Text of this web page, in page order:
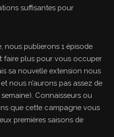
suffisantes pour
publierons 1 épisode
faire plus pour vous occuper
sa nouvelle extension nous
nous n’aurons pas assez de
Connaisseurs ou
que cette campagne vous
premières saisons de